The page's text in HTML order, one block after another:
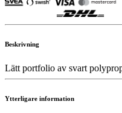
Beskrivning
Lätt portfolio av svart
Ytterligare information